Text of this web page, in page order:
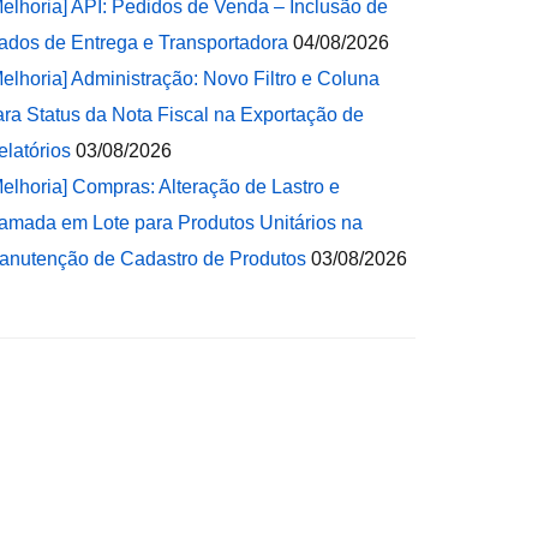
API: Pedidos de Venda – Inclusão de
de Entrega e Transportadora 04/08/2026
Administração: Novo Filtro e Coluna
Status da Nota Fiscal na Exportação de
03/08/2026
Compras: Alteração de Lastro e
em Lote para Produtos Unitários na
de Cadastro de Produtos 03/08/2026